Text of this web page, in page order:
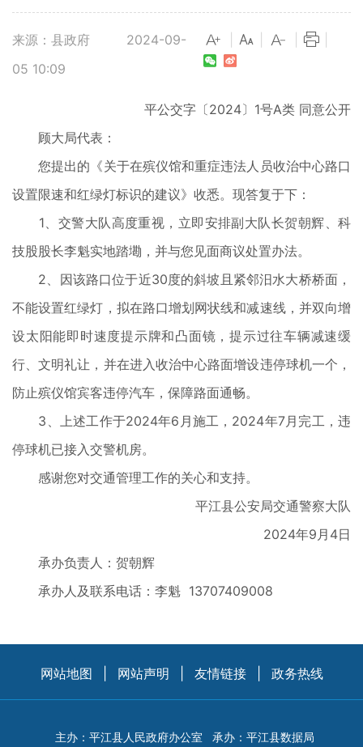
来源：县政府
2024-09-
05 10:09
平公交字〔2024〕1号A类 同意公开
顾大局代表：
您提出的《关于在殡仪馆和重症违法人员收治中心路口
设置限速和红绿灯标识的建议》收悉。现答复于下：
1、交警大队高度重视，立即安排副大队长贺朝辉、科
技股股长李魁实地踏墈，并与您见面商议处置办法。
2、因该路口位于近30度的斜坡且紧邻汨水大桥桥面，
不能设置红绿灯，拟在路口增划网状线和减速线，并双向增
设太阳能即时速度提示牌和凸面镜，提示过往车辆减速缓
行、文明礼让，并在进入收治中心路面增设违停球机一个，
防止殡仪馆宾客违停汽车，保障路面通畅。
3、上述工作于2024年6月施工，2024年7月完工，违
停球机已接入交警机房。
感谢您对交通管理工作的关心和支持。
平江县公安局交通警察大队
2024年9月4日
承办负责人：贺朝辉
承办人及联系电话：李魁 13707409008
网站地图 网站声明 友情链接 政务热线
主办：平江县人民政府办公室 承办：平江县数据局